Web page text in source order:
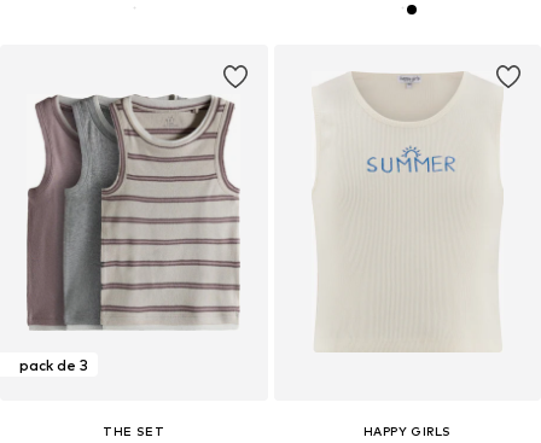
pack de 3
THE SET
HAPPY GIRLS